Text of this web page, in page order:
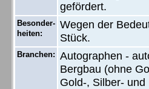
gefördert.
Besonder-
heiten:
Wegen der
Stück.
Branchen: Autographen -
Bergbau (ohne
Gold-, Silber-